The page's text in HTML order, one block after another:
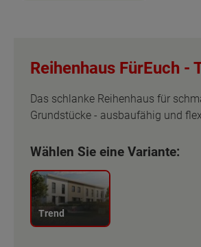
Reihenhaus FürEuch -
Das schlanke Reihenhaus für
Grundstücke - ausbaufähig und
Wählen Sie eine Variante:
Trend